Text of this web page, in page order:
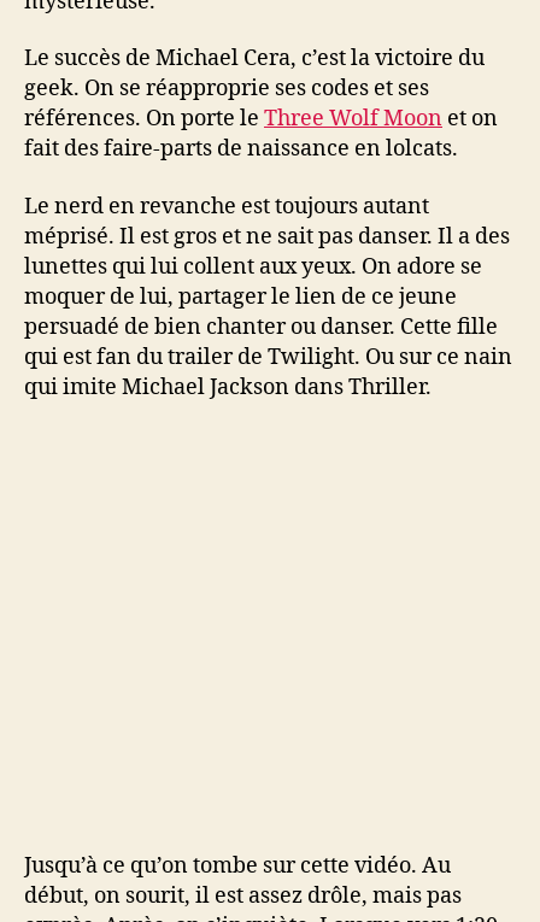
Le succès de Michael Cera, c’est la victoire du
geek. On se réapproprie ses codes et ses
références. On porte le Three Wolf Moon et on
fait des faire-parts de naissance en lolcats.
Le nerd en revanche est toujours autant
méprisé. Il est gros et ne sait pas danser. Il a des
lunettes qui lui collent aux yeux. On adore se
moquer de lui, partager le lien de ce jeune
persuadé de bien chanter ou danser. Cette fille
qui est fan du trailer de Twilight. Ou sur ce nain
qui imite Michael Jackson dans Thriller.
Jusqu’à ce qu’on tombe sur cette vidéo. Au
début, on sourit, il est assez drôle, mais pas